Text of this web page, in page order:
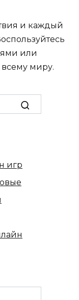
и каждый
или
всему миру.
игр